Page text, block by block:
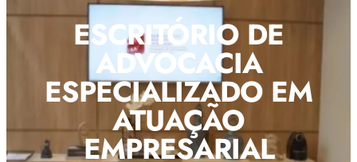
ESCRITÓRIO DE
ADVOCACIA
ESPECIALIZADO EM
ATUAÇÃO
EMPRESARIAL